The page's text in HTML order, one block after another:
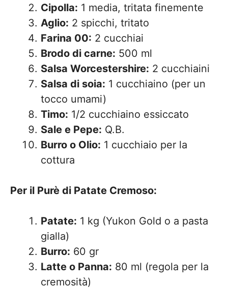
Cipolla: 1 media, tritata finemente
Aglio: 2 spicchi, tritato
Farina 00: 2 cucchiai
Brodo di carne: 500 ml
Salsa Worcestershire: 2 cucchiaini
Salsa di soia: 1 cucchiaino (per un
tocco umami)
Timo: 1/2 cucchiaino essiccato
Sale e Pepe: Q.B.
Burro o Olio: 1 cucchiaio per la
cottura
Per il Purè di Patate Cremoso:
Patate: 1 kg (Yukon Gold o a pasta
gialla)
Burro: 60 gr
Latte o Panna: 80 ml (regola per la
cremosità)